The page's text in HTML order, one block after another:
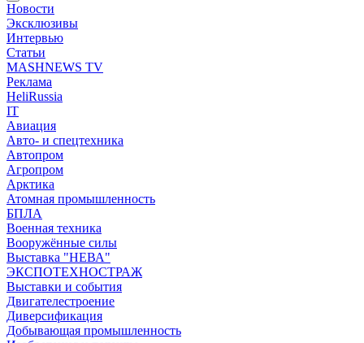
Новости
Эксклюзивы
Интервью
Статьи
MASHNEWS TV
Реклама
HeliRussia
IT
Авиация
Авто- и спецтехника
Автопром
Агропром
Арктика
Атомная промышленность
БПЛА
Военная техника
Вооружённые силы
Выставка "НЕВА"
ЭКСПОТЕХНОСТРАЖ
Выставки и события
Двигателестроение
Диверсификация
Добывающая промышленность